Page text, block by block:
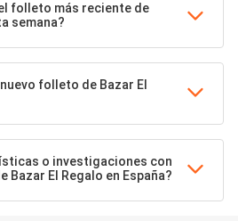
folleto más reciente de
semana?
folleto de Bazar El
o investigaciones con
El Regalo en España?